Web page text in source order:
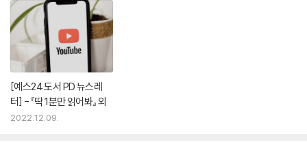
[예스24 도서 PD 뉴스레
터] - 『딱 1분만 읽어봐』 외
2022.12.09.